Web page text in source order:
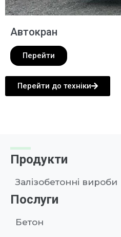
Автокран
Перейти
Перейти до техніки
Продукти
Залізобетонні вироби
Послуги
Бетон